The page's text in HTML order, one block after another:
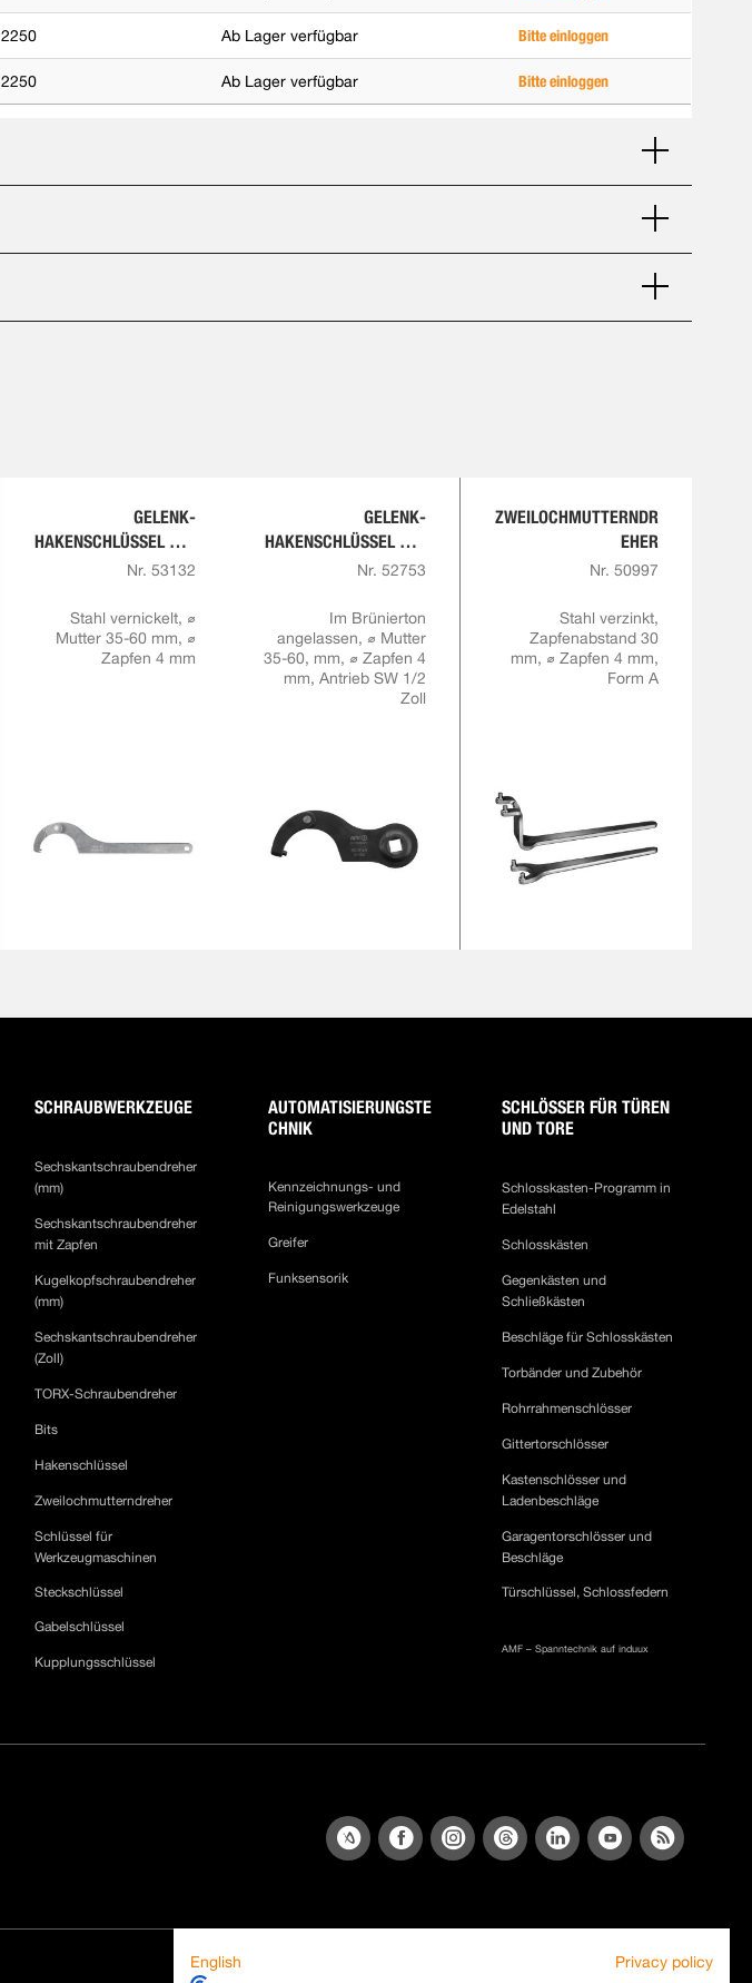
2250 Ab Lager verfügbar Bitte einloggen
2250 Ab Lager verfügbar Bitte einloggen
GELENK-
HAKENSCHLÜSSEL MIT
ZAPFEN,
G
Nr. 53132
Stahl vernickelt, ⌀
Mutter 35-60 mm, ⌀
Zapfen 4 mm
GELENK-
HAKENSCHLÜSSEL MIT
ZAPFEN UND
DREHMOMENTSCHLÜS
SEL
Nr. 52753
Im Brünierton
angelassen, ⌀ Mutter
35-60, mm, ⌀ Zapfen 4
mm, Antrieb SW 1/2
Zoll
ZWEILOCHMUTTERNDR
EHER
Nr. 50997
Stahl verzinkt,
Zapfenabstand 30
mm, ⌀ Zapfen 4 mm,
Form A
SCHRAUBWERKZEUGE
Sechskantschraubendreher
(mm)
Sechskantschraubendreher
mit Zapfen
Kugelkopfschraubendreher
(mm)
Sechskantschraubendreher
(Zoll)
TORX-Schraubendreher
Bits
Hakenschlüssel
Zweilochmutterndreher
Schlüssel für
Werkzeugmaschinen
Steckschlüssel
Gabelschlüssel
Kupplungsschlüssel
AUTOMATISIERUNGSTE
CHNIK
Kennzeichnungs- und
Reinigungswerkzeuge
Greifer
Funksensorik
SCHLÖSSER FÜR TÜREN
UND TORE
Schlosskasten-Programm in
Edelstahl
Schlosskästen
Gegenkästen und
Schließkästen
Beschläge für Schlosskästen
Torbänder und Zubehör
Rohrrahmenschlösser
Gittertorschlösser
Kastenschlösser und
Ladenbeschläge
Garagentorschlösser und
Beschläge
Türschlüssel, Schlossfedern
AMF – Spanntechnik auf induux
English Privacy policy